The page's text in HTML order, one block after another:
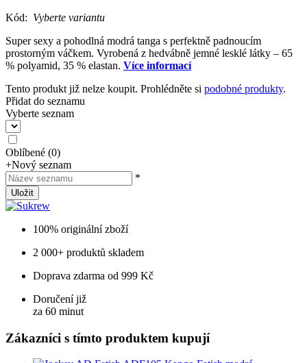
Kód: Vyberte variantu
Super sexy a pohodlná modrá tanga s perfektně padnoucím
prostorným váčkem. Vyrobená z hedvábně jemné lesklé látky – 65
% polyamid, 35 % elastan. Více informací
Tento produkt již nelze koupit. Prohlédněte si podobné produkty.
Přidat do seznamu
Vyberte seznam
Oblíbené (0)
+Nový seznam
*
Uložit
100% originální zboží
2 000+ produktů skladem
Doprava zdarma od 999 Kč
Doručení již
za 60 minut
Zákazníci s tímto produktem kupují